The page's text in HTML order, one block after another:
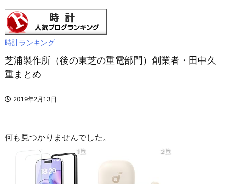
時計ランキング
芝浦製作所（後の東芝の重電部門）創業者・田中久
重まとめ
2019年2月13日
何も見つかりませんでした。
1位 2位